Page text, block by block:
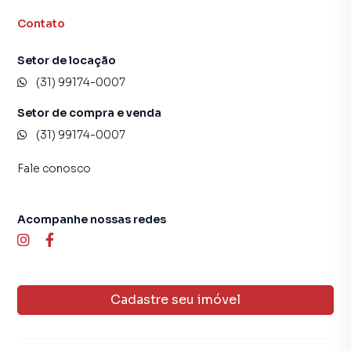
central de atendimento preparada para atender
Contato
Setor de locação
(31) 99174-0007
Setor de compra e venda
(31) 99174-0007
Fale conosco
Cadastre seu imóvel
Acompanhe nossas redes